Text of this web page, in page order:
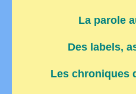
La parole
Des labels,
Les chroniques